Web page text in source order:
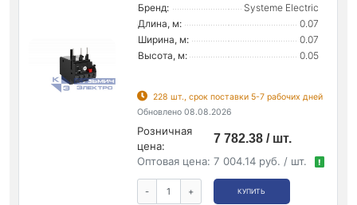
Бренд:
Systeme Electric
Длина, м:
0.07
Ширина, м:
0.07
Высота, м:
0.05
228 шт., срок поставки 5-7 рабочих дней
Обновлено 08.08.2026
Розничная
цена:
7 782.38 / шт.
Оптовая цена: 7 004.14 руб. / шт. !
- + КУПИТЬ